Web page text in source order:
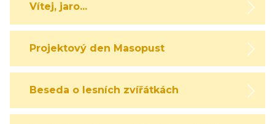
Vítej, jaro...
Projektový den Masopust
Beseda o lesních zvířátkách